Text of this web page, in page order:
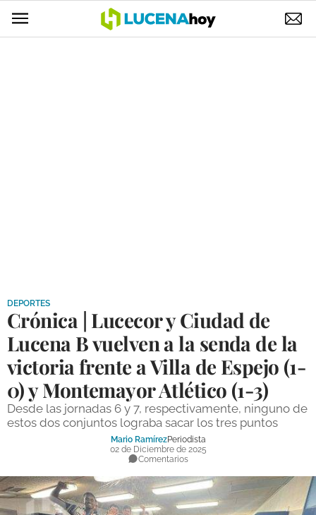
DEPORTES
COMPETICIONES
DEPORTE BASE
OPINIÓN
VENTANA CIUDADANA
CÓRDOBA
PROVINCIA
DEPORTES
Crónica | Lucecor y Ciudad de
Lucena B vuelven a la senda de la
victoria frente a Villa de Espejo (1-
0) y Montemayor Atlético (1-3)
Desde las jornadas 6 y 7, respectivamente, ninguno de
estos dos conjuntos lograba sacar los tres puntos
Mario RamírezPeriodista
02 de Diciembre de 2025
Comentarios